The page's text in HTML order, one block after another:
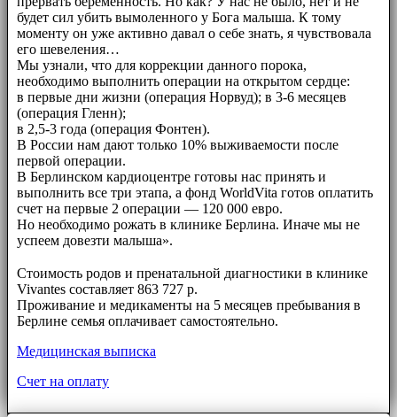
будет сил убить вымоленного у Бога малыша. К тому
моменту он уже активно давал о себе знать, я чувствовала
его шевеления…
Мы узнали, что для коррекции данного порока,
необходимо выполнить операции на открытом сердце:
в первые дни жизни (операция Норвуд); в 3-6 месяцев
(операция Гленн);
в 2,5-3 года (операция Фонтен).
В России нам дают только 10% выживаемости после
первой операции.
В Берлинском кардиоцентре готовы нас принять и
выполнить все три этапа, а фонд WorldVita готов оплатить
счет на первые 2 операции — 120 000 евро.
Но необходимо рожать в клинике Берлина. Иначе мы не
успеем довезти малыша».
Стоимость родов и пренатальной диагностики в клинике
Vivantes составляет 863 727 р.
Проживание и медикаменты на 5 месяцев пребывания в
Берлине семья оплачивает самостоятельно.
Медицинская выписка
Счет на оплату